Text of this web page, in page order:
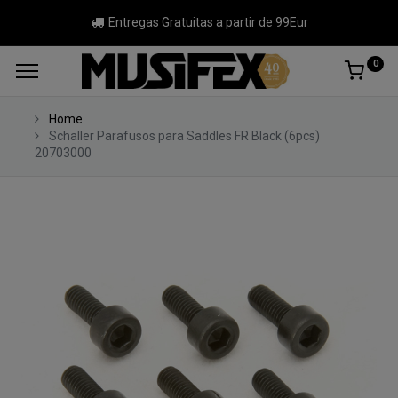
Entregas Gratuitas a partir de 99Eur
0
Home
Schaller Parafusos para Saddles FR Black (6pcs)
20703000